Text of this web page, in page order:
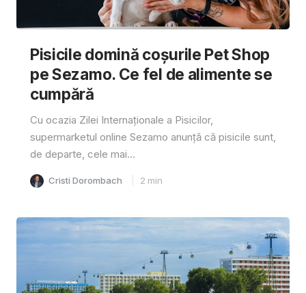
Pisicile domină coșurile Pet Shop
pe Sezamo. Ce fel de alimente se
cumpără
Cu ocazia Zilei Internaționale a Pisicilor,
supermarketul online Sezamo anunță că pisicile sunt,
de departe, cele mai...
Cristi Dorombach 2 min